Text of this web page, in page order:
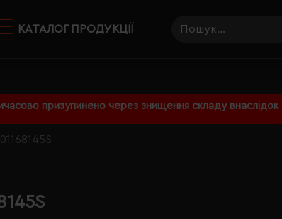
призупинено через знищення складу внаслідок
КАТАЛОГ ПРОДУКЦІЇ